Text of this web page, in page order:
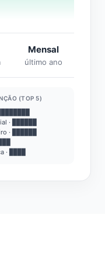
Mensal
último ano
(TOP 5)
· ██████
· ██████
· ████